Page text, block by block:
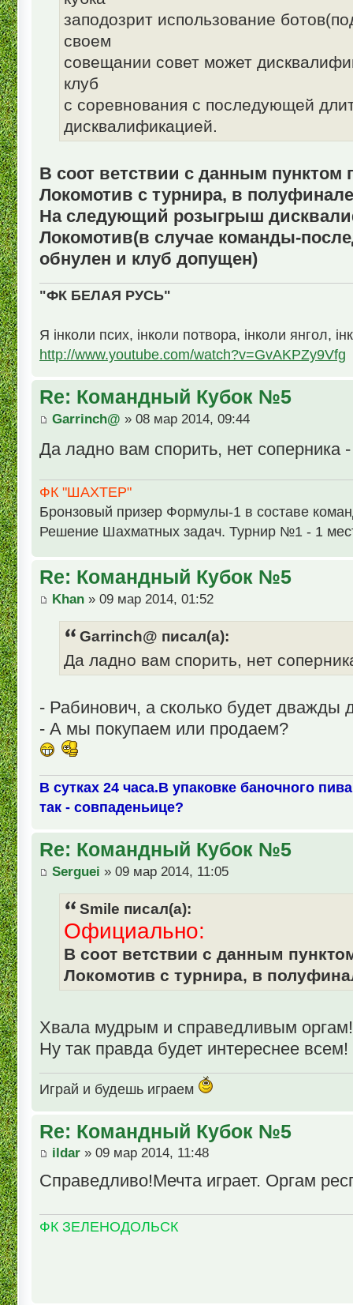
заподозрит использование
своем
совещании совет может
клуб
с соревнования с последующей
дисквалификацией.
В соот ветствии с данным
Локомотив с турнира, в
На следующий розыгрыш
Локомотив(в случае команды-
обнулен и клуб допущен)
"ФК БЕЛАЯ РУСЬ"
Я інколи псих, інколи потвора, інколи янгол,
http://www.youtube.com/watch?v=GvAKPZy9Vfg
Re: Командный Кубок №5
Garrinch@ » 08 мар 2014, 09:44
Да ладно вам спорить, нет
ФК "ШАХТЕР"
Бронзовый призер Формулы-1 в составе
Решение Шахматных задач. Турнир №1 - 1
Re: Командный Кубок №5
Khan » 09 мар 2014, 01:52
Garrinch@ писал(а):
Да ладно вам спорить, нет
- Рабинович, а сколько будет дважды
- А мы покупаем или продаем?
В сутках 24 часа.В упаковке баночного
так - совпаденьице?
Re: Командный Кубок №5
Serguei » 09 мар 2014, 11:05
Smile писал(а):
Официально:
В соот ветствии с данным
Локомотив с турнира, в
Хвала мудрым и справедливым
Ну так правда будет интереснее всем!
Играй и будешь играем
Re: Командный Кубок №5
ildar » 09 мар 2014, 11:48
Справедливо!Мечта играет. Оргам
ФК ЗЕЛЕНОДОЛЬСК